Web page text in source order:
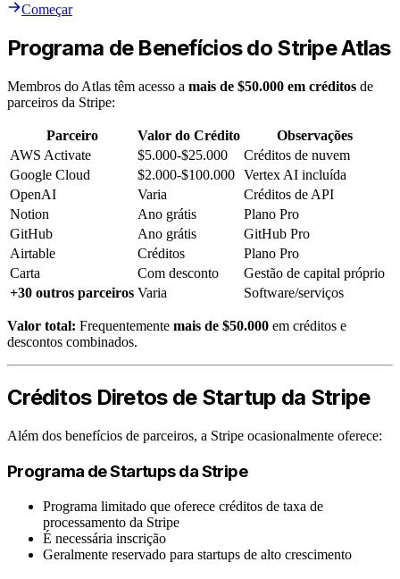
Começar
Programa de Benefícios do Stripe Atlas
Membros do Atlas têm acesso a mais de $50.000 em créditos de
parceiros da Stripe:
Parceiro Valor do Crédito
Observações
AWS Activate
$5.000-$25.000
Créditos de nuvem
Google Cloud
$2.000-$100.000 Vertex AI incluída
OpenAI
Varia
Créditos de API
Notion
Ano grátis
Plano Pro
GitHub
Ano grátis
GitHub Pro
Airtable
Créditos
Plano Pro
Carta
Com desconto
Gestão de capital próprio
+30 outros parceiros Varia Software/serviços
Valor total: Frequentemente mais de $50.000 em créditos e
descontos combinados.
Créditos Diretos de Startup da Stripe
Além dos benefícios de parceiros, a Stripe ocasionalmente oferece:
Programa de Startups da Stripe
Programa limitado que oferece créditos de taxa de
processamento da Stripe
É necessária inscrição
Geralmente reservado para startups de alto crescimento